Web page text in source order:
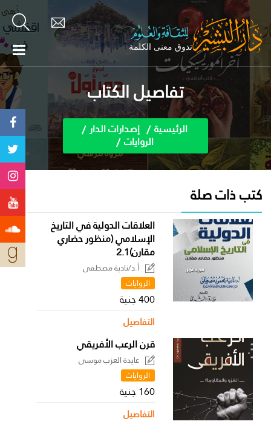
تفاصيل الكتاب
الرئيسية إصدارات الدار
الروايات
كتب ذات صلة
العلاقات الدولية في التاريخ
الإسلامي (منظور حضاري
مقارن)2.1
أ.د/نادية مصطفى
الروايات
400 جنية
التفاصيل
قرن الرعب الأفريقي
عايدة العزب موسى
الروايات
160 جنية
التفاصيل